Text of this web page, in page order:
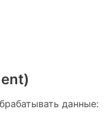
данные: